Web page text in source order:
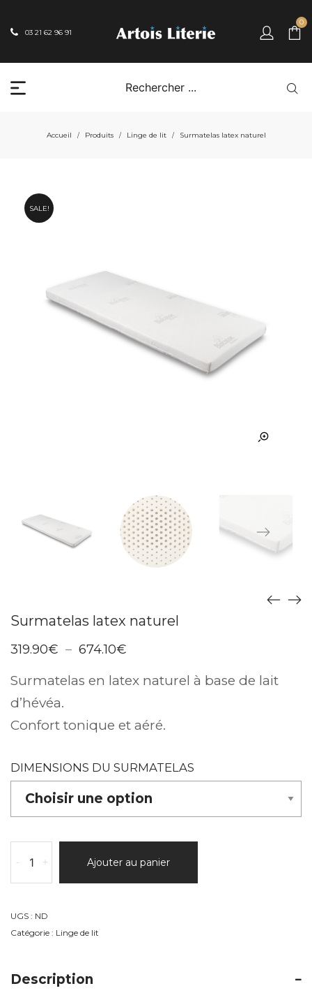
03 21 62 96 91
0
Accueil / Produits / Linge de lit / Surmatelas latex naturel
SALE!
Surmatelas latex naturel
319.90€ – 674.10€
319.90€
Surmatelas en latex naturel à base de lait
d’hévéa.
Confort tonique et aéré.
DIMENSIONS DU SURMATELAS
de
Surmatelas
naturel
+
- Ajouter au panier
UGS : ND
Catégorie : Linge de lit
Description